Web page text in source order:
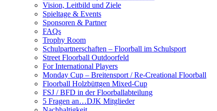
Vision, Leitbild und Ziele
Spieltage & Events
Sponsoren & Partner
FAQs
Trophy Room
Schulpartnerschaften – Floorball im Schulsport
Street Floorball Outdoorfeld
For International Players
Monday Cup – Breitensport / Re-Creational Floorball
Floorball Holzbüttgen Mixed-Cup
FSJ / BFD in der Floorballabteilung
5 Fragen an…DJK Mitglieder